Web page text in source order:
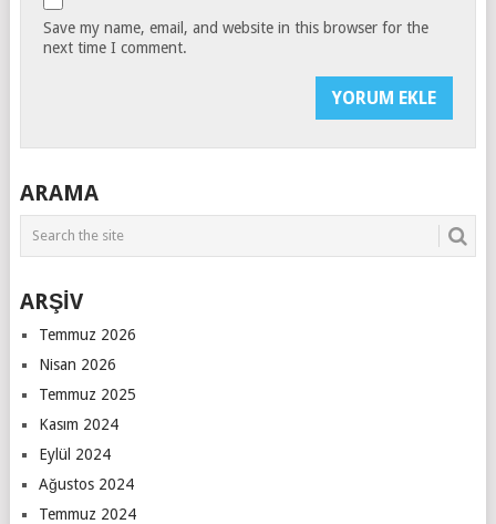
Save my name, email, and website in this browser for the
next time I comment.
ARAMA
ARŞİV
Temmuz 2026
Nisan 2026
Temmuz 2025
Kasım 2024
Eylül 2024
Ağustos 2024
Temmuz 2024